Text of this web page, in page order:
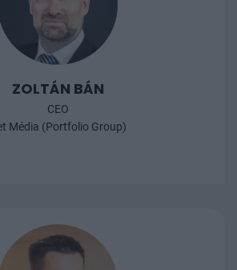
ZOLTÁN BÁN
CEO
Média (Portfolio Group)